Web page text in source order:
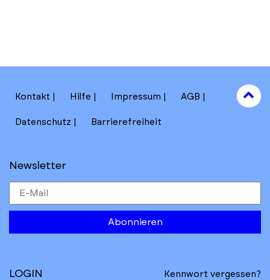
Kontakt Hilfe Impressum AGB
Datenschutz Barrierefreiheit
Newsletter
Abonnieren
to
top
LOGIN Kennwort vergessen?